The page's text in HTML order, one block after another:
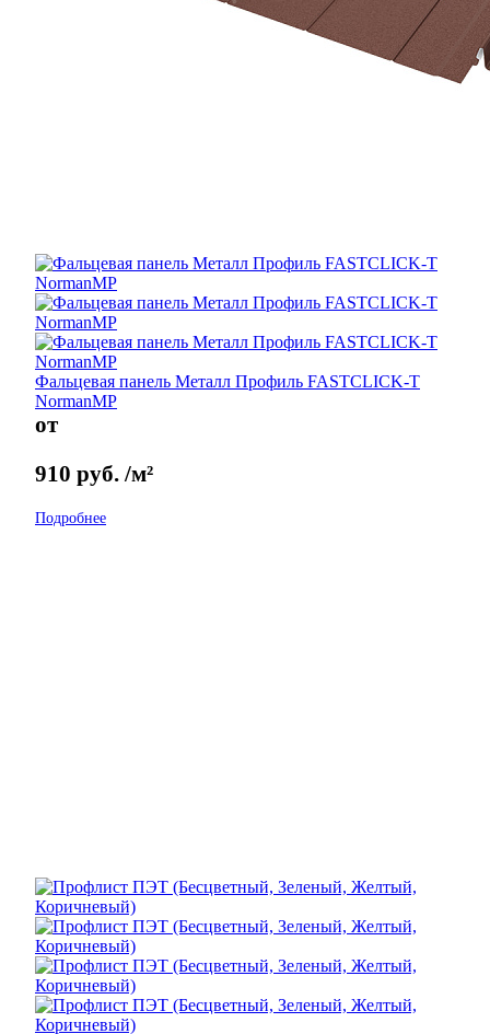
Фальцевая панель Металл Профиль FASTCLICK-Т
NormanMP
от
910 руб. /м²
Подробнее